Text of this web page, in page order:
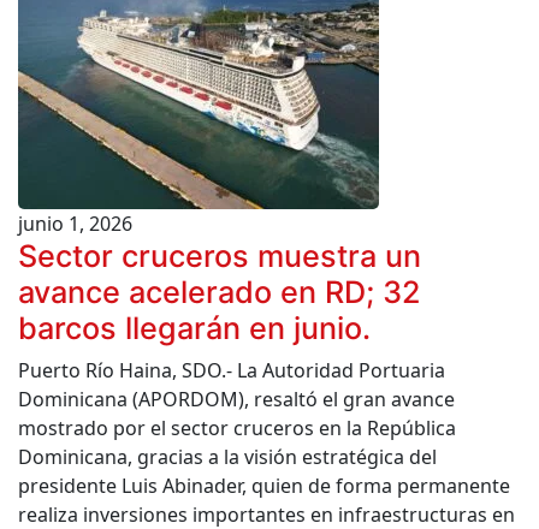
junio 1, 2026
Sector cruceros muestra un
avance acelerado en RD; 32
barcos llegarán en junio.
Puerto Río Haina, SDO.- La Autoridad Portuaria
Dominicana (APORDOM), resaltó el gran avance
mostrado por el sector cruceros en la República
Dominicana, gracias a la visión estratégica del
presidente Luis Abinader, quien de forma permanente
realiza inversiones importantes en infraestructuras en